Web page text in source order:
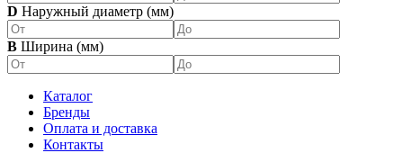
D Наружный диаметр (мм)
B Ширина (мм)
Каталог
Бренды
Оплата и доставка
Контакты